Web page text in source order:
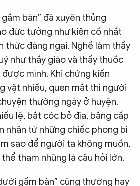
bàn” đã xuyên thủng
đức tưởng như kiên cố nhất
thức đáng ngại. Nghề làm thầy
như thầy giáo và thầy thuốc
mình. Khi chứng kiến
vặt nhiều, quen mắt thì người
thường ngày ở huyện.
lệ, bắt cóc bỏ đĩa, bằng cấp
nhân từ những chiếc phong bì
sao để người ta không muốn,
tham nhũng là câu hỏi lớn.
gầm bàn” cũng thường hay